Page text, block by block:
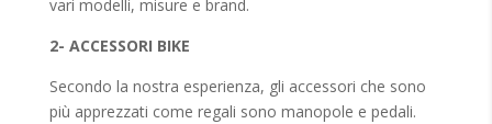
vari modelli, misure e brand.
2- ACCESSORI BIKE
Secondo la nostra esperienza, gli accessori che sono
più apprezzati come regali sono manopole e pedali.